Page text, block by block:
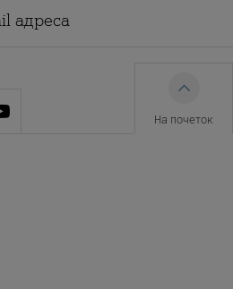
На почеток